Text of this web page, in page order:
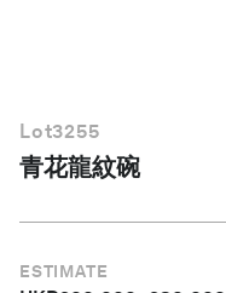
Lot3255
青花龍紋碗
ESTIMATE